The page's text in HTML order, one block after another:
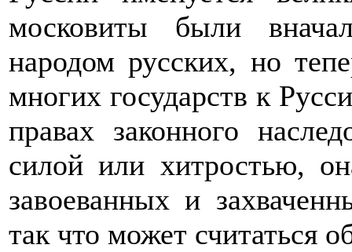
московиты были
народом русских, но
многих государств к
правах законного
силой или хитростью,
завоеванных и
так что может считаться